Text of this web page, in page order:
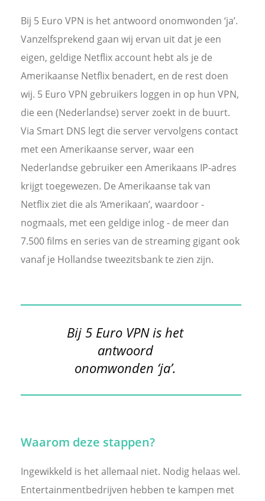
Veilige en Anonieme VPN
Nederlandse VPN
Waarom een VPN abonnement?
GRATIS VPN
Goedkope VPN
Wat is de beste VPN?
Bij 5 Euro VPN is het antwoord onomwonden ‘ja’.
Vanzelfsprekend gaan wij ervan uit dat je een
eigen, geldige Netflix account hebt als je de
Amerikaanse Netflix benadert, en de rest doen
wij. 5 Euro VPN gebruikers loggen in op hun VPN,
die een (Nederlandse) server zoekt in de buurt.
Via Smart DNS legt die server vervolgens contact
met een Amerikaanse server, waar een
Nederlandse gebruiker een Amerikaans IP-adres
krijgt toegewezen. De Amerikaanse tak van
Netflix ziet die als ‘Amerikaan’, waardoor -
nogmaals, met een geldige inlog - de meer dan
7.500 films en series van de streaming gigant ook
vanaf je Hollandse tweezitsbank te zien zijn.
Bij 5 Euro VPN is het
antwoord
onomwonden ‘ja’.
Waarom deze stappen?
Ingewikkeld is het allemaal niet. Nodig helaas wel.
Entertainmentbedrijven hebben te kampen met